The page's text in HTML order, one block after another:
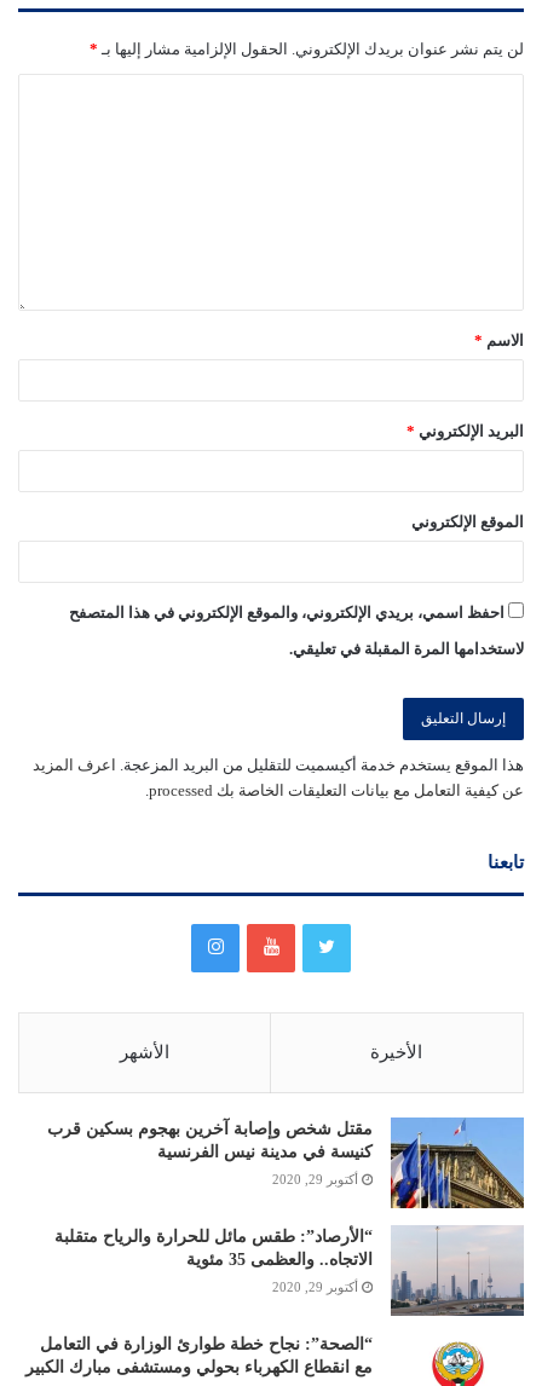
لن يتم نشر عنوان بريدك الإلكتروني. الحقول الإلزامية مشار إليها بـ *
الاسم *
البريد الإلكتروني *
الموقع الإلكتروني
احفظ اسمي، بريدي الإلكتروني، والموقع الإلكتروني في هذا المتصفح
لاستخدامها المرة المقبلة في تعليقي.
هذا الموقع يستخدم خدمة أكيسميت للتقليل من البريد المزعجة. اعرف المزيد
عن كيفية التعامل مع بيانات التعليقات الخاصة بك processed
تابعنا
الأخيرة الأشهر
مقتل شخص وإصابة آخرين بهجوم بسكين قرب
كنيسة في مدينة نيس الفرنسية
أكتوبر 29, 2020
“الأرصاد”: طقس مائل للحرارة والرياح متقلبة
الاتجاه.. والعظمى 35 مئوية
أكتوبر 29, 2020
“الصحة”: نجاح خطة طوارئ الوزارة في التعامل
مع انقطاع الكهرباء بحولي ومستشفى مبارك الكبير